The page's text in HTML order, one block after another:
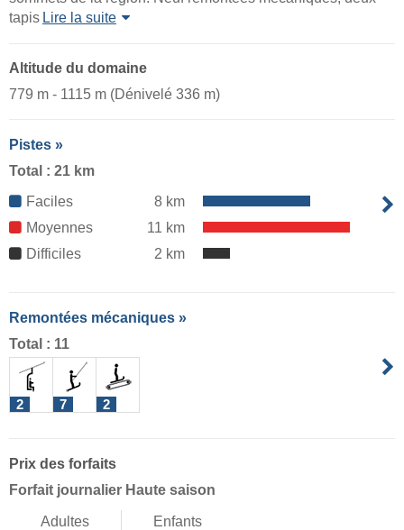
tapis Lire la suite
Altitude du domaine
779 m - 1115 m (Dénivelé 336 m)
Pistes »
Total : 21 km
Faciles
8 km
Moyennes
11 km
Difficiles
2 km
Remontées mécaniques »
Total : 11
2 7 2
Prix des forfaits
Forfait journalier Haute saison
Adultes Enfants